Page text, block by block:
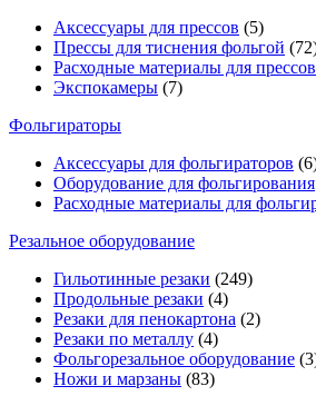
Аксессуары для прессов (5)
Прессы для тиснения фольгой
Расходные материалы для прессов
Экспокамеры (7)
Фольгираторы
Аксессуары для фольгираторов
Оборудование для фольгирования
Расходные материалы для
Резальное оборудование
Гильотинные резаки (249)
Продольные резаки (4)
Резаки для пенокартона (2)
Резаки по металлу (4)
Фольгорезальное оборудование
Ножи и марзаны (83)